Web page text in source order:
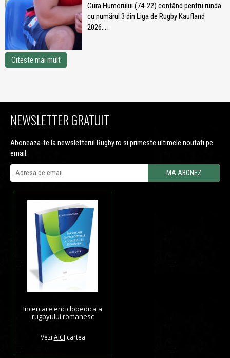
Gura Humorului (74-22) contând pentru runda
cu numărul 3 din Liga de Rugby Kaufland
2026....
Citeste mai mult
NEWSLETTER GRATUIT
Aboneaza-te la newsletterul Rugby.ro si primeste ultimele noutati pe
email.
Incercare enciclopedica a
rugbyului romanesc
Vezi AICI cartea